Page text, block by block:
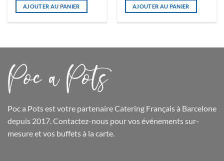
AJOUTER AU PANIER AJOUTER AU PANIER
Poc a Potsest votre partenaire Catering Français à Barcelone
depuis 2017. Contactez-nous pour vos événements sur-
mesure etvos buffetsà la carte.